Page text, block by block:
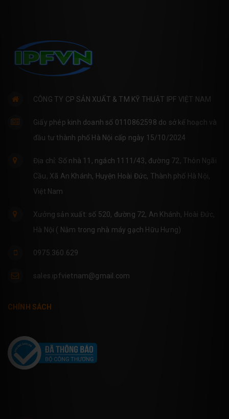
CÔNG TY CP SẢN XUẤT & TM KỸ THUẬT IPF VIỆT NAM
Giấy phép kinh doanh số 0110862598 do sở kế hoạch và
đầu tư thành phố Hà Nội cấp ngày 15/10/2024
Địa chỉ: Số nhà 11, ngách 1111/43, đường 72, Thôn Ngãi
Cầu, Xã An Khánh, Huyện Hoài Đức, Thành phố Hà Nội,
Việt Nam
Xưởng sản xuất: số 520, đường 72, An Khánh, Hoài Đức,
Hà Nội ( Nằm trong nhà máy gạch Hữu Hưng)
0975.360.629
sales.ipfvietnam@gmail.com
CHÍNH SÁCH